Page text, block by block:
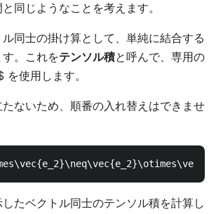
同じようなことを考えます。
同士の掛け算として、単純に結合する
。これをテンソル積と呼んで、専用の
使用します。
ないため、順番の入れ替えはできませ
たベクトル同士のテンソル積を計算し